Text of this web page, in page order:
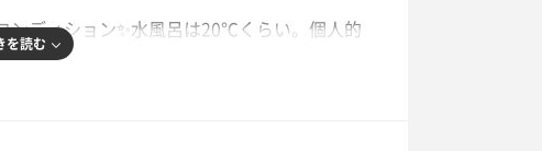
楽しませてくれたので思わずパシャリ
であることを認識し、急に渋滞のことで気
ンディション✨水風呂は20℃くらい。個人的
！水着の着脱の手間があるけど、パーク
を読む